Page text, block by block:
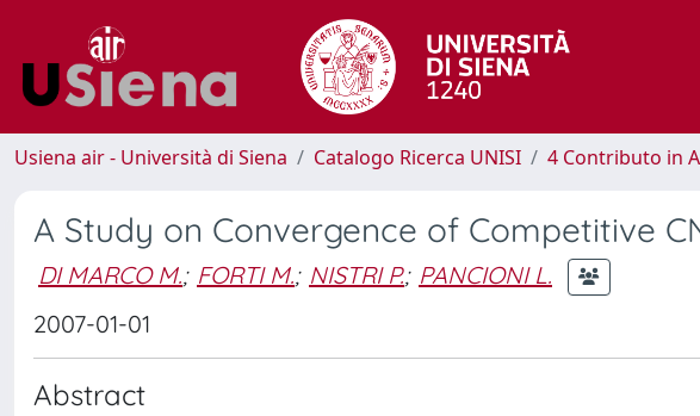
Usiena air - Università di Siena Catalogo Ricerca UNISI 4 Contributo in
A Study on Convergence of Competitive
DI MARCO M.; FORTI M.; NISTRI P.; PANCIONI L.
2007-01-01
Abstract